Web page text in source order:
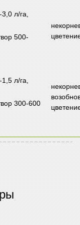
л/га,
500-
л/га,
300-600